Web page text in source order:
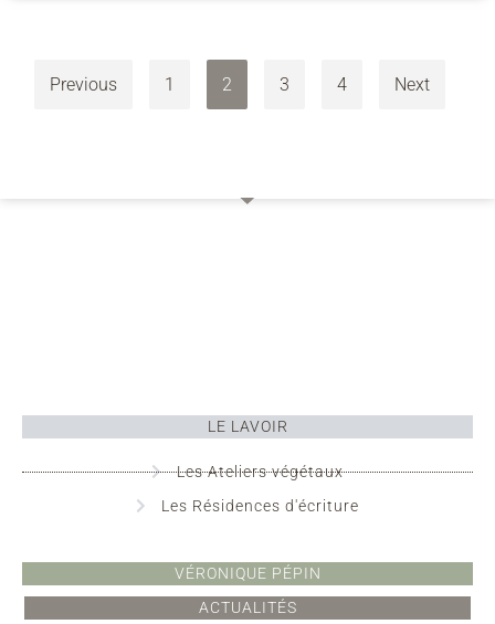
Previous 1 2 3 4 Next
VÉRONIQUE PÉPIN
ACTUALITÉS
LE LAVOIR
Les Ateliers végétaux
Les Résidences d'écriture